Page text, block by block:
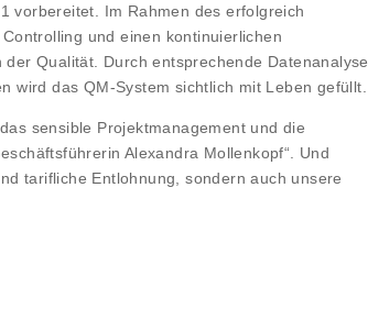
vorbereitet. Im Rahmen des erfolgreich
und einen kontinuierlichen
Qualität. Durch entsprechende Datenanalyse,
wird das QM-System sichtlich mit Leben gefüllt.
sensible Projektmanagement und die
Alexandra Mollenkopf“. Und
tarifliche Entlohnung, sondern auch unsere